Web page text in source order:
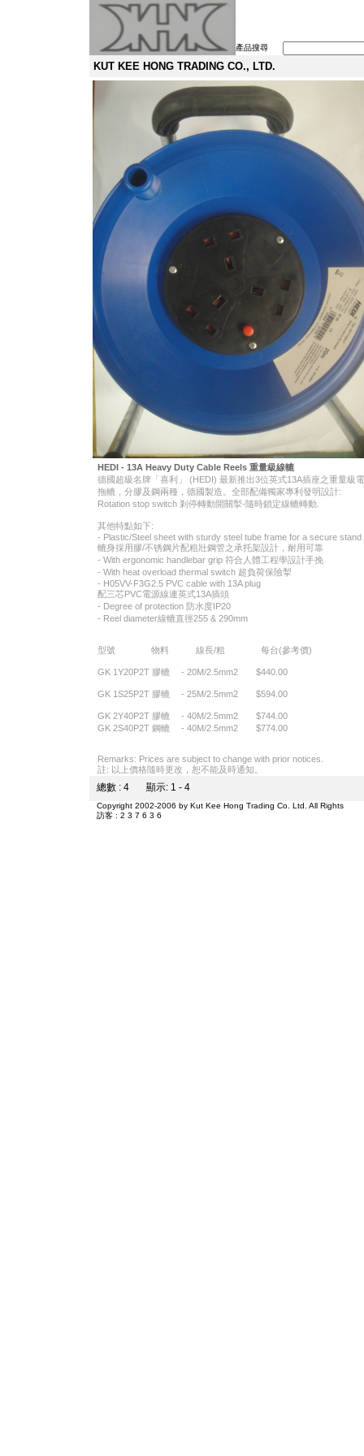
產品搜尋
KUT KEE HONG TRADING CO., LTD.
HEDI - 13A Heavy Duty Cable Reels 重量級線轆
德國超級名牌「喜利」 (HEDI) 最新推出3位英式13A插座之重量級
拖轆，分膠及鋼兩種，德國製造。全部配備獨家專利發明設計:
Rotation stop switch 剎停轉動開關掣-隨時鎖定線轆轉動.
其他特點如下:
- Plastic/Steel sheet with sturdy steel tube frame for a secure stand
轆身採用膠/不锈鋼片配粗壯鋼管之承托架設計，耐用可靠
- With ergonomic handlebar grip 符合人體工程學設計手挽
- With heat overload thermal switch 超負荷保險掣
- H05VV-F3G2.5 PVC cable with 13A plug
配三芯PVC電源線連英式13A插頭
- Degree of protection 防水度IP20
- Reel diameter線轆直徑255 & 290mm
型號 物料 線長/粗 每台(參考價)
GK 1Y20P2T 膠轆 - 20M/2.5mm2 $440.00
GK 1S25P2T 膠轆 - 25M/2.5mm2 $594.00
GK 2Y40P2T 膠轆 - 40M/2.5mm2 $744.00
GK 2S40P2T 鋼轆 - 40M/2.5mm2 $774.00
Remarks: Prices are subject to change with prior notices.
註: 以上價格隨時更改，恕不能及時通知。
總數 : 4 顯示: 1 - 4
Copyright 2002-2006 by Kut Kee Hong Trading Co. Ltd. All Rights
訪客 : 2 3 7 6 3 6